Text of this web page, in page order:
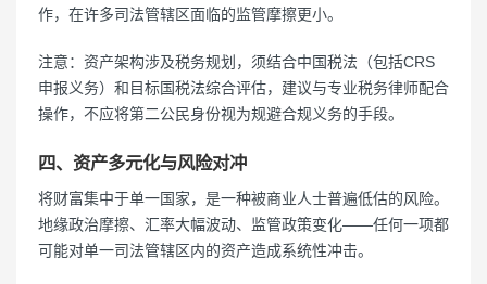
作，在许多司法管辖区面临的监管摩擦更小。
注意：资产架构涉及税务规划，须结合中国税法（包括CRS
申报义务）和目标国税法综合评估，建议与专业税务律师配合
操作，不应将第二公民身份视为规避合规义务的手段。
四、资产多元化与风险对冲
将财富集中于单一国家，是一种被商业人士普遍低估的风险。
地缘政治摩擦、汇率大幅波动、监管政策变化——任何一项都
可能对单一司法管辖区内的资产造成系统性冲击。